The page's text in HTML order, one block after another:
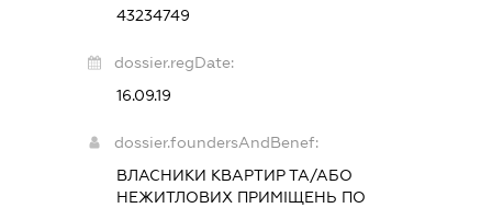
43234749
dossier.regDate:
16.09.19
dossier.foundersAndBenef:
ВЛАСНИКИ КВАРТИР ТА/АБО
НЕЖИТЛОВИХ ПРИМІЩЕНЬ ПО